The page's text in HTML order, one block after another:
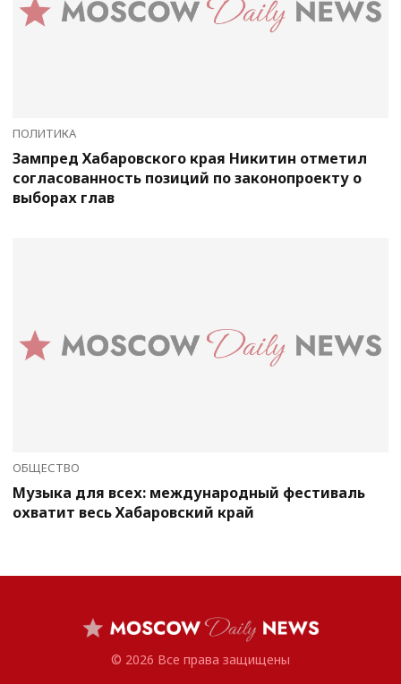
ПОЛИТИКА
Зампред Хабаровского края Никитин отметил
согласованность позиций по законопроекту о
выборах глав
ОБЩЕСТВО
Музыка для всех: международный фестиваль
охватит весь Хабаровский край
© 2026 Все права защищены